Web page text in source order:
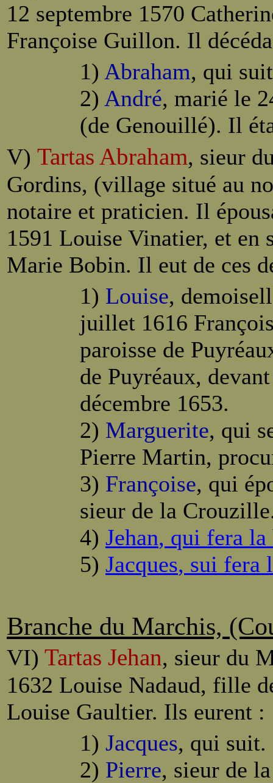
12 septembre 1570
Françoise Guillon. Il
1) Abraham, qui
2) André, marié le
(de Genouillé). Il
V) Tartas Abraham, sieur
Gordins, (village situé au
notaire et praticien. Il
1591 Louise Vinatier, et en
Marie Bobin. Il eut de ces
1) Louise,
juillet 1616
paroisse de
de Puyréaux,
décembre 1653.
2) Marguerite, qui
Pierre Martin,
3) Françoise, qui
sieur de la
4) Jehan, qui fera la
5) Jacques, sui fera
Branche du Marchis,
VI) Tartas Jehan, sieur du
1632 Louise Nadaud, fille
Louise Gaultier. Ils eurent :
1) Jacques, qui suit.
2) Pierre, sieur de